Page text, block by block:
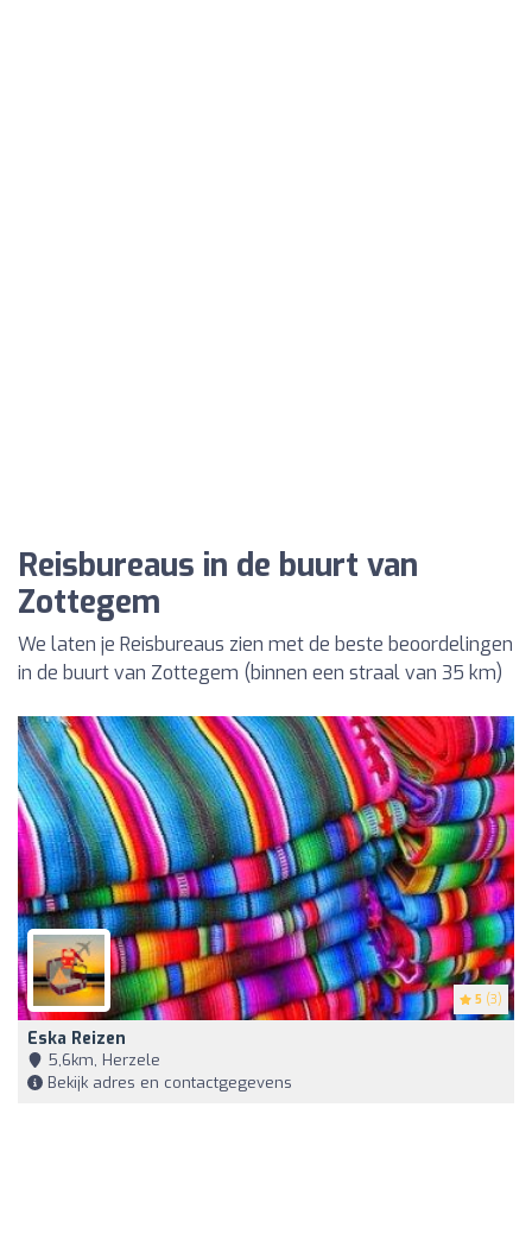
Reisbureaus in de buurt van
Zottegem
We laten je Reisbureaus zien met de beste beoordelingen
in de buurt van Zottegem (binnen een straal van 35 km)
5 (3)
Eska Reizen
5,6km, Herzele
Bekijk adres en contactgegevens